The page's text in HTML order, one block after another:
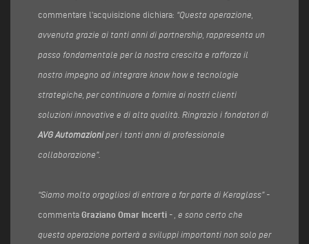
commentare l’acquisizione dichiara: “Questa operazione,
avvenuta grazie ai tanti anni di partnership, rappresenta un
passo fondamentale per la nostra crescita e rafforza il
nostro impegno ad integrare know how e tecnologie
strategiche, per continuare a fornire ai nostri clienti
soluzioni innovative e di alta qualità. Ringrazio i fondatori di
AVG Automazioniper i tanti anni di professionale
collaborazione”.
“Siamo molto orgogliosi di entrare a far parte di Keraglass” -
commenta Graziano Omar Incerti - , e sono certo che
questa operazione porterà a sviluppi importanti non solo per